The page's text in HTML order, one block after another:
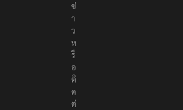
ข่
า
ว
ห
รื
อ
ติ
ด
ต่